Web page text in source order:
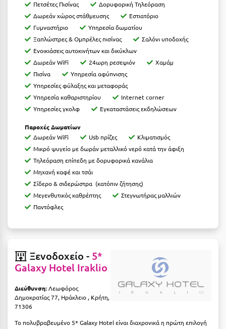
Καλαμπάκα
Κάλυμνος
Καμένα Βούρλα
Καρδάμαινα
Καρδαμύλη
Καρδίτσα
Κάρπαθος
Καρπενήσι
Κάρυστος
Κάσος
Κασσάνδρα
Κέα - Τζιά
Κέρκυρα
Πετσέτες Πισίνας
Δορυφορική Τηλεόραση
Δωρεάν χώρος στάθμευσης
Εστιατόριο
Γυμναστήριο
Υπηρεσία δωματίου
Ξαπλώστρες & Ομπρέλες πισίνας
Σαλόνι υποδοχής
Ενοικιάσεις αυτοκινήτων και δικύκλων
Δωρεάν WiFi
24ωρη ρεσεψιόν
Χαμάμ
Πισίνα
Υπηρεσία αφύπνισης
Υπηρεσίες φύλαξης και μεταφοράς
Υπηρεσία καθαριστηρίου
Internet corner
Υπηρεσίες γκολφ
Εγκαταστάσεις εκδηλώσεων
Παροχές Δωματίων
Δωρεάν WiFi
Usb πρίζες
Κλιματισμός
Μικρό ψυγείο με δωράν μεταλλικό νερό κατά την άφιξη
Τηλεόραση επίπεδη με δορυφορικά κανάλια
Μηχανή καφέ και τσάι
Σίδερο & σιδερώστρα (κατόπιν ζήτησης)
Μεγενθυτικός καθρέπτης
Στεγνωτήρας μαλλιών
Παντόφλες
Ξενοδοχείο - 5*
Galaxy Hotel Iraklio
Διεύθυνση:Λεωφόρος
Δημοκρατίας 77, Ηράκλειο , Κρήτη,
71306
Το πολυβραβευμένο 5* Galaxy Hotel είναι διαχρονικά η πρώτη επιλογή